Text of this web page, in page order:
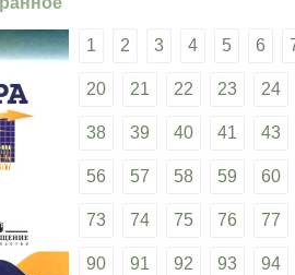
1 2 3 4 5 6
20 21 22 23 24
38 39 40 41 43
56 57 58 59 60
73 74 75 76 77
90 91 92 93 94